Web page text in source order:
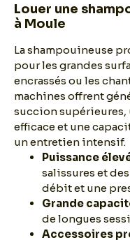
Louer une
à Moule
La shampouineuse
pour les grandes
encrassés ou les
machines offrent
succion
efficace et une
un entretien intensif.
Puissance
salissures et
débit et une
Grande
de longues
Accessoires